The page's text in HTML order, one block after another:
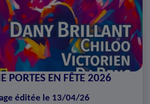
PORTES EN FÊTE 2026
éditée le 13/04/26